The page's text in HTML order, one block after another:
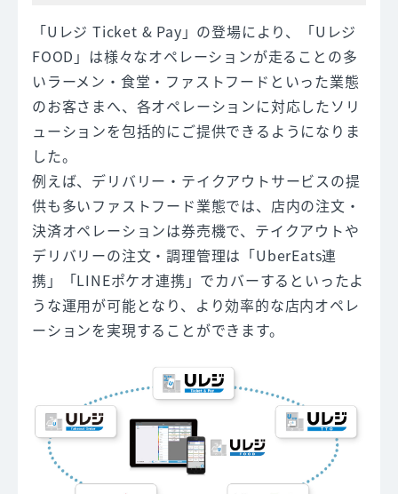
「Uレジ Ticket & Pay」の登場により、「Uレジ
FOOD」は様々なオペレーションが走ることの多
いラーメン・食堂・ファストフードといった業態
のお客さまへ、各オペレーションに対応したソリ
ューションを包括的にご提供できるようになりま
した。
例えば、デリバリー・テイクアウトサービスの提
供も多いファストフード業態では、店内の注文・
決済オペレーションは券売機で、テイクアウトや
デリバリーの注文・調理管理は「UberEats連
携」「LINEポケオ連携」でカバーするといったよ
うな運用が可能となり、より効率的な店内オペレ
ーションを実現することができます。